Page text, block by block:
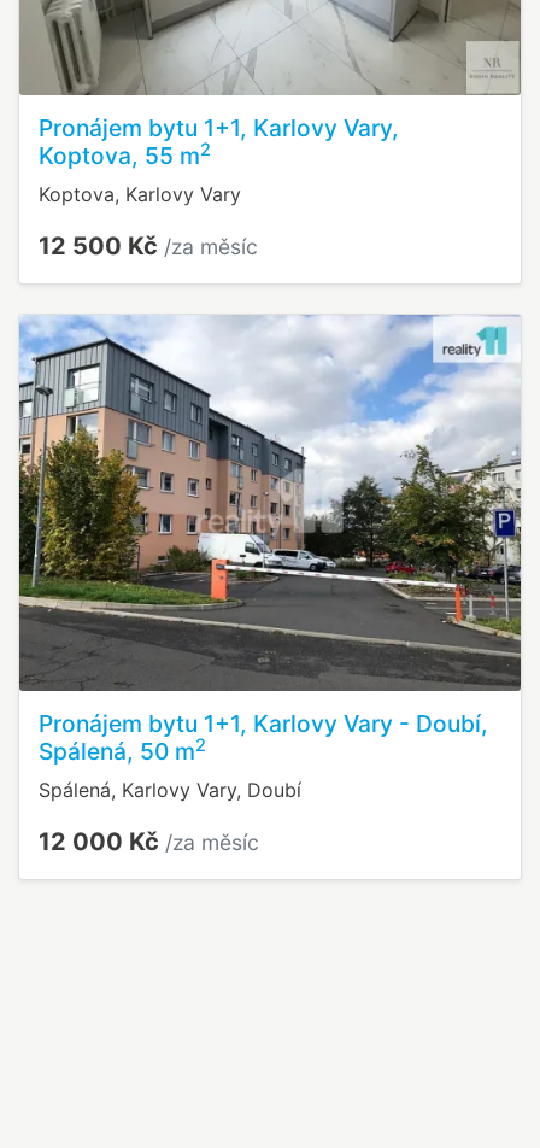
Pronájem bytu 1+1, Karlovy Vary,
Koptova, 55 m2
Koptova, Karlovy Vary
12 500 Kč /za měsíc
Pronájem bytu 1+1, Karlovy Vary - Doubí,
Spálená, 50 m2
Spálená, Karlovy Vary, Doubí
12 000 Kč /za měsíc